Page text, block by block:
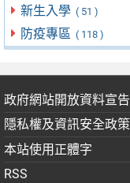
新生入學 ( 51 )
防疫專區 ( 118 )
政府網站開放資料宣告
隱私權及資訊安全政策
本站使用正體字
RSS